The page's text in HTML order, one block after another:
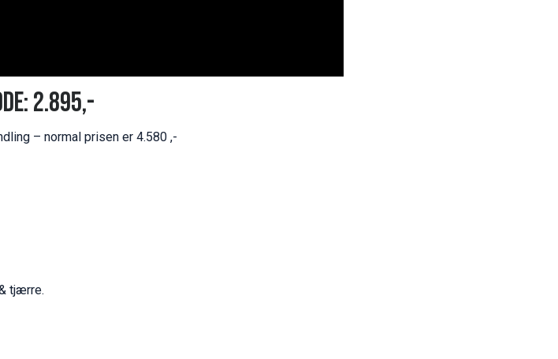
2.895,-
– normal prisen er 4.580 ,-
tjærre.